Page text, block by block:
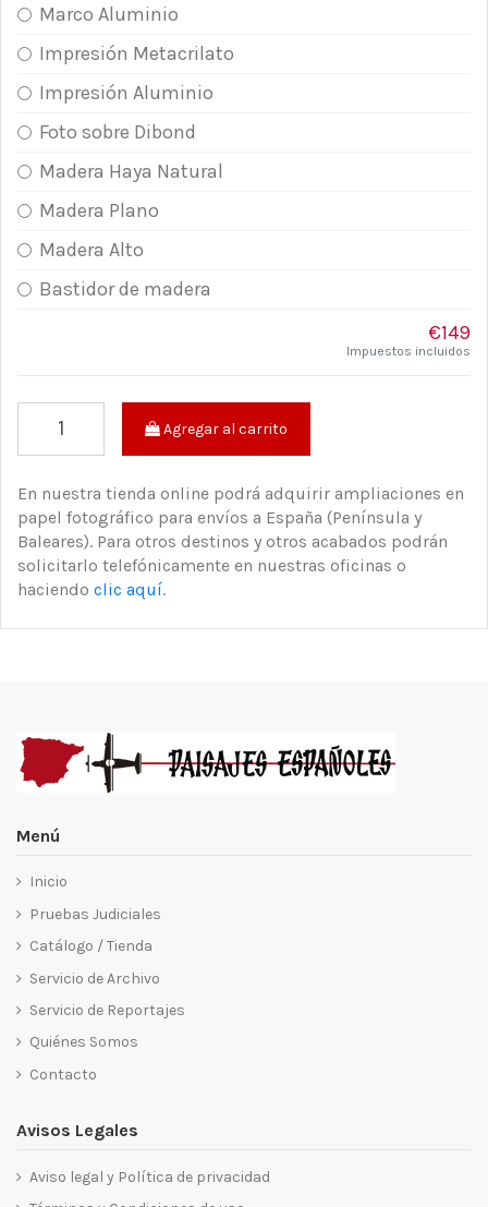
Marco Aluminio
Impresión Metacrilato
Impresión Aluminio
Foto sobre Dibond
Madera Haya Natural
Madera Plano
Madera Alto
Bastidor de madera
€149
Impuestos incluidos
Agregar al carrito
En nuestra tienda online podrá adquirir ampliaciones en
papel fotográfico para envíos a España (Península y
Baleares). Para otros destinos y otros acabados podrán
solicitarlo telefónicamente en nuestras oficinas o
haciendo clic aquí.
Menú
Inicio
Pruebas Judiciales
Catálogo / Tienda
Servicio de Archivo
Servicio de Reportajes
Quiénes Somos
Contacto
Avisos Legales
Aviso legal y Política de privacidad